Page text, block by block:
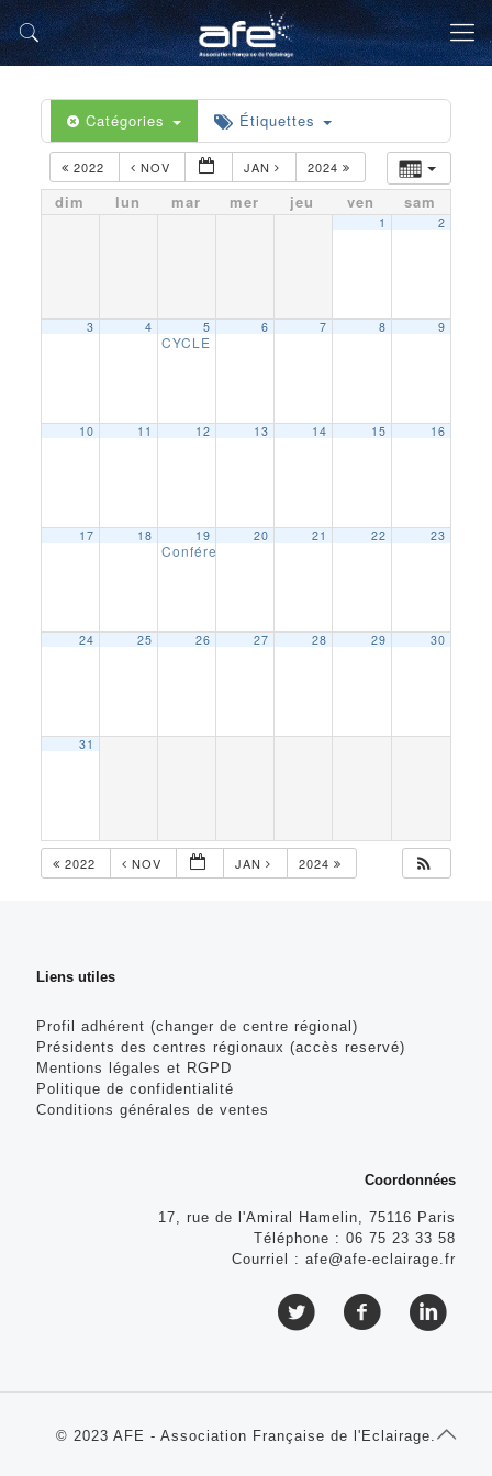
Catégories Étiquettes
2022 NOV JAN 2024
dim lun mar mer jeu ven sam
1 2
3 4 5
CYCLE ECLAIRAGE OLYMPIQUE BRETAGNE
6 7 8 9
10 11 12 13 14 15 16
17 18 19
Conférences sur les bonnes pratiques en
20 21 22 23
24 25 26 27 28 29 30
31
2022 NOV JAN 2024
Liens utiles
Profil adhérent (changer de centre régional)
Présidents des centres régionaux (accès reservé)
Mentions légales et RGPD
Politique de confidentialité
Conditions générales de ventes
Coordonnées
17, rue de l'Amiral Hamelin, 75116 Paris
Téléphone : 06 75 23 33 58
Courriel : afe@afe-eclairage.fr
© 2023 AFE - Association Française de l'Eclairage.